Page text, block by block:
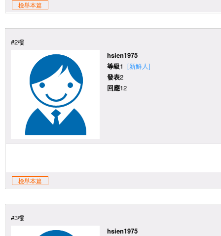
檢舉本篇
#2樓
hsien1975
等級1 [新鮮人]
發表2
回應12
檢舉本篇
#3樓
hsien1975